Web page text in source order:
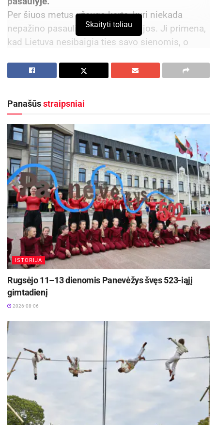
Per šiuos metus užaugo karta, kuri niekada
nepažino pasaulio be šios tradicijos. Ji primena,
kad Lietuva nesibaigia ties savo sienomis, o
gyvename.
parke vyks Lietuvos moksleivių dainų šventės
finalas, o 21 val. jaunimo balsais nuskambėjusi
„Tautiška giesmė“ pasklis po visą pasaulį.
Aktualios naujienos
Iki dešimtadalio skubiosios medicinos pagalbos
paslaugų galės būti suteiktos išplėstinės
praktikos slaugytojų
2026-08-06
Rugpjūčio 11-ąją Utenoje vyks nacionalinės
„Maisto banko“ civilinės saugos pratybos
2026-08-06
Skaityti toliau
Šaltinis:
Panašūsstraipsniai
ISTORIJA
Rugsėjo 11–13 dienomis Panevėžys švęs 523-iąjį
gimtadienį
2026-08-06